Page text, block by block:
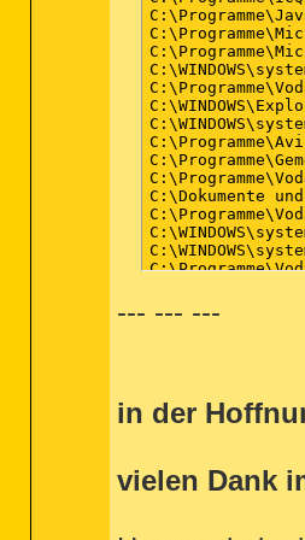
C:\Dokumente
O2 - BHO:
O2 - BHO:
O2 - BHO:
O2 - BHO: (no
--- --- ---
in der
vielen Dank